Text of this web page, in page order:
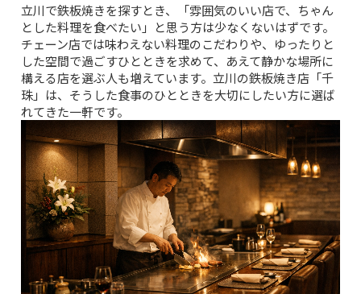
立川で鉄板焼きを探すとき、「雰囲気のいい店で、ちゃん
とした料理を食べたい」と思う方は少なくないはずです。
チェーン店では味わえない料理のこだわりや、ゆったりと
した空間で過ごすひとときを求めて、あえて静かな場所に
構える店を選ぶ人も増えています。立川の鉄板焼き店「千
珠」は、そうした食事のひとときを大切にしたい方に選ば
れてきた一軒です。